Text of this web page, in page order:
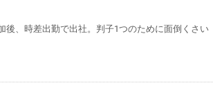
後、時差出勤で出社。判子1つのために面倒くさい